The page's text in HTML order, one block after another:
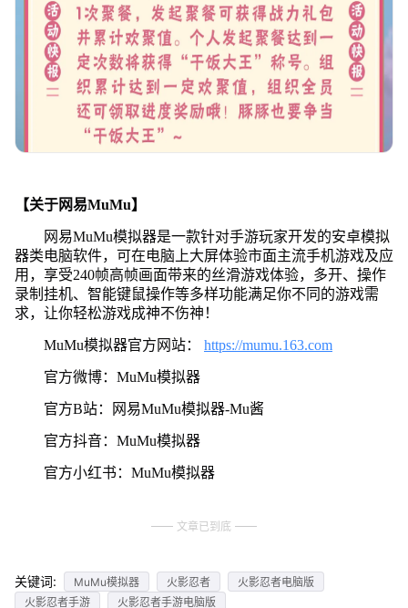
【关于网易MuMu】
网易MuMu模拟器是一款针对手游玩家开发的安卓模拟
器类电脑软件，可在电脑上大屏体验市面主流手机游戏及应
用，享受240帧高帧画面带来的丝滑游戏体验，多开、操作
录制挂机、智能键鼠操作等多样功能满足你不同的游戏需
求，让你轻松游戏成神不伤神！
MuMu模拟器官方网站： https://mumu.163.com
官方微博：MuMu模拟器
官方B站：网易MuMu模拟器-Mu酱
官方抖音：MuMu模拟器
官方小红书：MuMu模拟器
文章已到底
关键词: MuMu模拟器 火影忍者
火影忍者电脑版
火影忍者手游
火影忍者手游电脑版